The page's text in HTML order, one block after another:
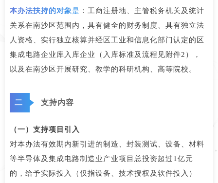
本办法扶持的对象是 ：工商注册地、主管税务机关及统计
关系在南沙区范围内，具有健全的财务制度、具有独立法
人资格、实行独立核算并经区工业和信息化部门认定的区
集成电路企业库入库企业（入库标准及流程见附件2），
以及在南沙区开展研究、教学的科研机构、高等院校。
二 支持内容
（一）支持项目引入
对本办法有效期内新引进的制造、封装测试、设备、材料
等半导体及集成电路制造业产业项目总投资超过1亿元
的，给予实际投入（仅指设备、技术授权及软件投入）